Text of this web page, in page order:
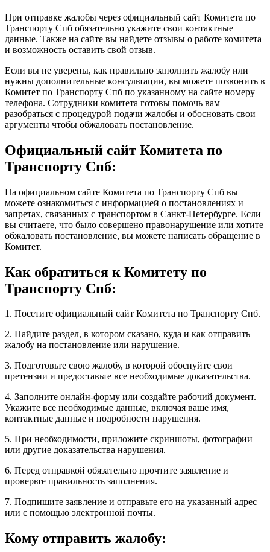
При отправке жалобы через официальный сайт Комитета по
Транспорту Спб обязательно укажите свои контактные
данные. Также на сайте вы найдете отзывы о работе комитета
и возможность оставить свой отзыв.
Если вы не уверены, как правильно заполнить жалобу или
нужны дополнительные консультации, вы можете позвонить в
Комитет по Транспорту Спб по указанному на сайте номеру
телефона. Сотрудники комитета готовы помочь вам
разобраться с процедурой подачи жалобы и обосновать свои
аргументы чтобы обжаловать постановление.
Официальный сайт Комитета по
Транспорту Спб:
На официальном сайте Комитета по Транспорту Спб вы
можете ознакомиться с информацией о постановлениях и
запретах, связанных с транспортом в Санкт-Петербурге. Если
вы считаете, что было совершено правонарушение или хотите
обжаловать постановление, вы можете написать обращение в
Комитет.
Как обратиться к Комитету по
Транспорту Спб:
1. Посетите официальный сайт Комитета по Транспорту Спб.
2. Найдите раздел, в котором сказано, куда и как отправить
жалобу на постановление или нарушение.
3. Подготовьте свою жалобу, в которой обоснуйте свои
претензии и предоставьте все необходимые доказательства.
4. Заполните онлайн-форму или создайте рабочий документ.
Укажите все необходимые данные, включая ваше имя,
контактные данные и подробности нарушения.
5. При необходимости, приложите скриншоты, фотографии
или другие доказательства нарушения.
6. Перед отправкой обязательно прочтите заявление и
проверьте правильность заполнения.
7. Подпишите заявление и отправьте его на указанный адрес
или с помощью электронной почты.
Кому отправить жалобу: